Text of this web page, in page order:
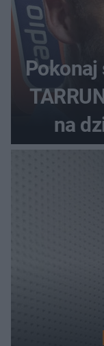
Pokonaj
na